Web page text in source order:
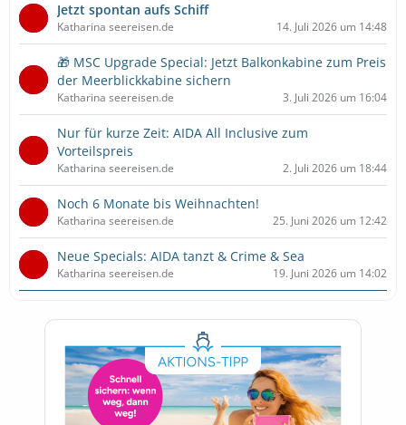
Jetzt spontan aufs Schiff
Katharina seereisen.de 14. Juli 2026 um 14:48
🎁 MSC Upgrade Special: Jetzt Balkonkabine zum Preis
der Meerblickkabine sichern
Katharina seereisen.de 3. Juli 2026 um 16:04
Nur für kurze Zeit: AIDA All Inclusive zum
Vorteilspreis
Katharina seereisen.de 2. Juli 2026 um 18:44
Noch 6 Monate bis Weihnachten!
Katharina seereisen.de 25. Juni 2026 um 12:42
Neue Specials: AIDA tanzt & Crime & Sea
Katharina seereisen.de 19. Juni 2026 um 14:02